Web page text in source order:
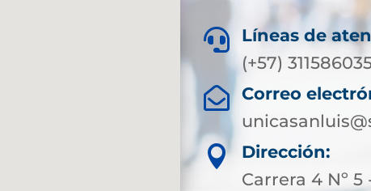

Líneas de
(+57)

Correo

Dirección:
Carrera 4 Nº